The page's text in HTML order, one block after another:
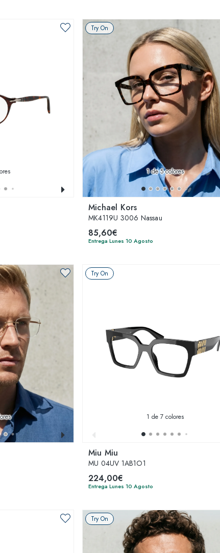
Try On
1de 5 colores
Michael Kors
MK4119U 3006 Nassau
85,60€
Entrega Lunes 10 Agosto
Try On
1 de 7 colores
Miu Miu
MU 04UV 1AB1O1
224,00€
Entrega Lunes 10 Agosto
Try On